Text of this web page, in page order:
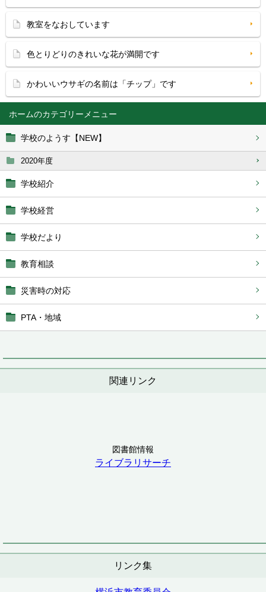
ホーム
学校のようす【NEW】
2020年度
学校紹介
学校経営
学校だより
教育相談
災害時の対応
PTA・地域
関連リンク
図書館情報
ライブラリサーチ
リンク集
教室をなおしています
色とりどりのきれいな花が満開です
かわいいウサギの名前は「チップ」です